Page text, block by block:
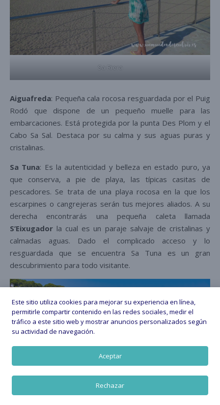
Sa Riera
Aiguafreda: Pequeña cala rocosa resguardada por el Puig
Rodó que dispone de un pequeño muelle para las
embarcaciones. Está protegida por la punta Des Plom y el
Cabo Sa Sal. Destaca por su calma y sus aguas puras y
cristalinas.
Sa Tuna: Es la autenticidad y belleza en estado puro, ya
que conserva, a pie de playa, las típicas casitas de
pescadores. Se trata de una playa rocosa en la que los
escarpines o cangrejeras serán tus mejores aliados. A su
derecha encontrarás una pequeña caleta llamada
S’Eixugador la cual es un paraje salvaje de cristalinas y
calmadas aguas. Dado el complicado acceso y lo
resguardada que se encuentra Sa Tuna es un gran
descubrimiento para todo visitante.
Este sitio utiliza cookies para mejorar su experiencia en línea,
permitirle compartir contenido en las redes sociales, medir el
tráfico a este sitio web y mostrar anuncios personalizados según
su actividad de navegación.
Aceptar
Rechazar